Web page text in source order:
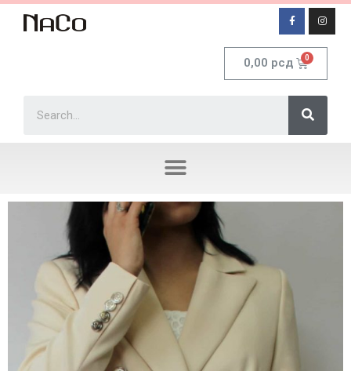
0,00 рсд